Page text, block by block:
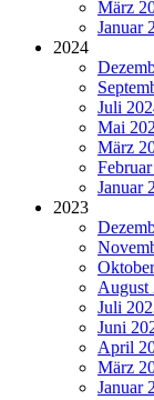
März
Januar
2024
Juli
Mai
März
Januar
2023
August
Juli
Juni
April
März
Januar